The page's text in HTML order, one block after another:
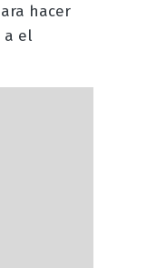
hacer
a el